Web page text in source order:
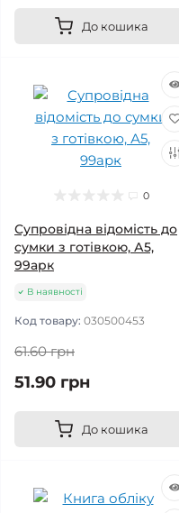
До кошика
0
Супровідна відомість до
сумки з готівкою, А5,
99арк
В наявності
Код товару: 030500453
61.60 грн
51.90 грн
До кошика